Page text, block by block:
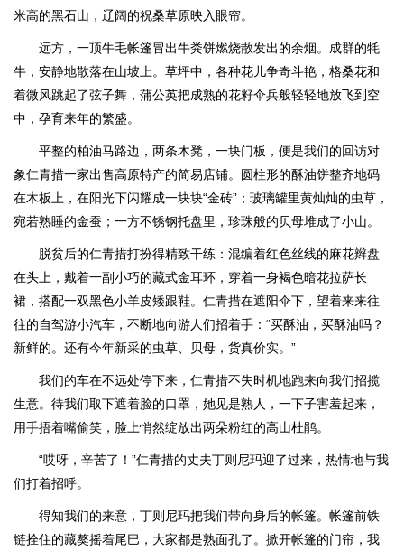
米高的黑石山，辽阔的祝桑草原映入眼帘。
远方，一顶牛毛帐篷冒出牛粪饼燃烧散发出的余烟。成群的牦
牛，安静地散落在山坡上。草坪中，各种花儿争奇斗艳，格桑花和
着微风跳起了弦子舞，蒲公英把成熟的花籽伞兵般轻轻地放飞到空
中，孕育来年的繁盛。
平整的柏油马路边，两条木凳，一块门板，便是我们的回访对
象仁青措一家出售高原特产的简易店铺。圆柱形的酥油饼整齐地码
在木板上，在阳光下闪耀成一块块“金砖”；玻璃罐里黄灿灿的虫草，
宛若熟睡的金蚕；一方不锈钢托盘里，珍珠般的贝母堆成了小山。
脱贫后的仁青措打扮得精致干练：混编着红色丝线的麻花辫盘
在头上，戴着一副小巧的藏式金耳环，穿着一身褐色暗花拉萨长
裙，搭配一双黑色小羊皮矮跟鞋。仁青措在遮阳伞下，望着来来往
往的自驾游小汽车，不断地向游人们招着手：“买酥油，买酥油吗？
新鲜的。还有今年新采的虫草、贝母，货真价实。”
我们的车在不远处停下来，仁青措不失时机地跑来向我们招揽
生意。待我们取下遮着脸的口罩，她见是熟人，一下子害羞起来，
用手捂着嘴偷笑，脸上悄然绽放出两朵粉红的高山杜鹃。
“哎呀，辛苦了！”仁青措的丈夫丁则尼玛迎了过来，热情地与我
们打着招呼。
得知我们的来意，丁则尼玛把我们带向身后的帐篷。帐篷前铁
链拴住的藏獒摇着尾巴，大家都是熟面孔了。掀开帐篷的门帘，我